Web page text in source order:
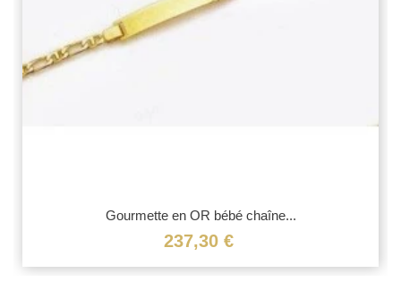
Gourmette en OR bébé chaîne...
237,30 €